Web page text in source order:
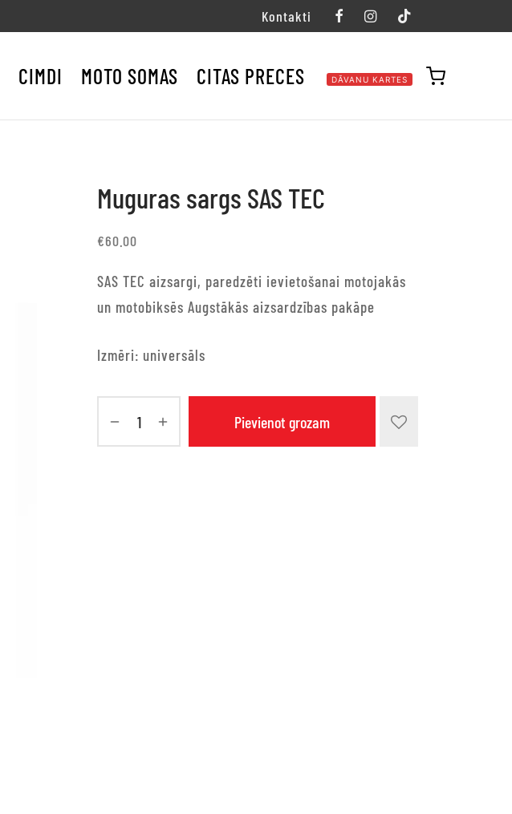
Kontakti
CIMDI MOTO SOMAS CITAS PRECES DĀVANU KARTES
Muguras sargs SAS TEC
€60.00
SAS TEC aizsargi, paredzēti ievietošanai motojakās
un motobiksēs Augstākās aizsardzības pakāpe
Izmēri: universāls
Pievienot grozam